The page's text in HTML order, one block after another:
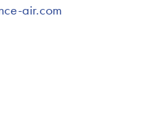
air.com